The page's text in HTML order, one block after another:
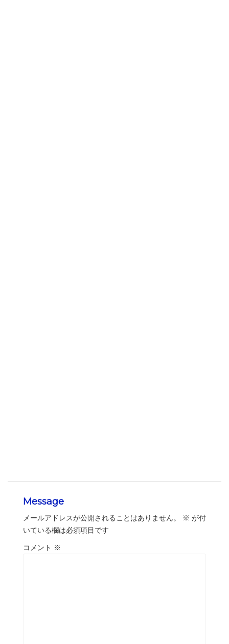
Message
メールアドレスが公開されることはありません。 ※ が付
いている欄は必須項目です
コメント ※